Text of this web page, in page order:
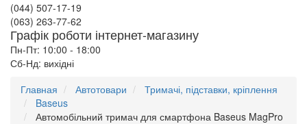
(044) 507-17-19
(063) 263-77-62
Графік роботи інтернет-магазину
Пн-Пт: 10:00 - 18:00
Сб-Нд: вихідні
Главная
Автотовари
Тримачі, підставки, кріплення
Baseus
Автомобільний тримач для смартфона Baseus MagPro